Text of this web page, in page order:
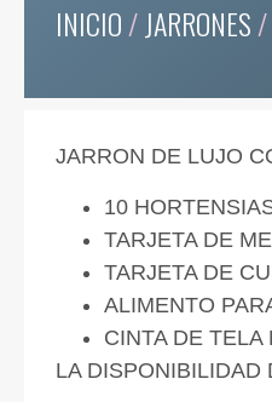
INICIO/ JARRONES/
JARRON DE LUJO
10
TARJETA DE
TARJETA DE
ALIMENTO
CINTA DE
LA DISPONIBILIDAD